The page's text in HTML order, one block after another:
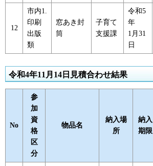
12
市内1.
印刷
出版
類
窓あき封
筒
子育て
支援課
令和5
年
1月31
日
令和4年11月14日見積合わせ結果
No
参
加
資
格
区
分
物品名
納入場
所
納入
期限